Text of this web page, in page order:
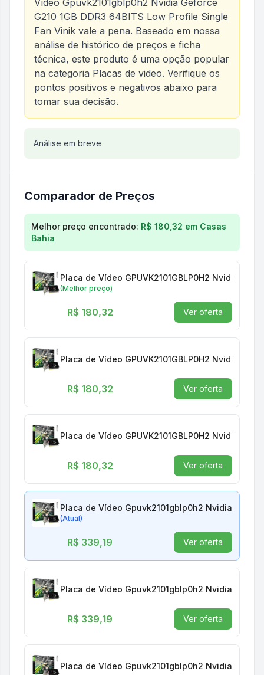
Vídeo Gpuvk2101gblp0h2 Nvidia Geforce
G210 1GB DDR3 64BITS Low Profile Single
Fan Vinik vale a pena. Baseado em nossa
análise de histórico de preços e ficha
técnica, este produto é uma opção popular
na categoria Placas de video. Verifique os
pontos positivos e negativos abaixo para
tomar sua decisão.
Análise do produto
Análise em breve
Comparador de Preços
Comparação de preços paraPlaca de Vídeo
Melhor preço encontrado: R$ 180,32 em Casas
Bahia
Placa de Vídeo GPUVK2101GBLP0H2 Nvidia
(Melhor preço)
R$ 180,32 Ver oferta
Placa de Vídeo GPUVK2101GBLP0H2 Nvidia
R$ 180,32 Ver oferta
Placa de Vídeo GPUVK2101GBLP0H2 Nvidia
R$ 180,32 Ver oferta
Placa de Vídeo Gpuvk2101gblp0h2 Nvidia
(Atual)
R$ 339,19 Ver oferta
Placa de Vídeo Gpuvk2101gblp0h2 Nvidia
R$ 339,19 Ver oferta
Placa de Vídeo Gpuvk2101gblp0h2 Nvidia